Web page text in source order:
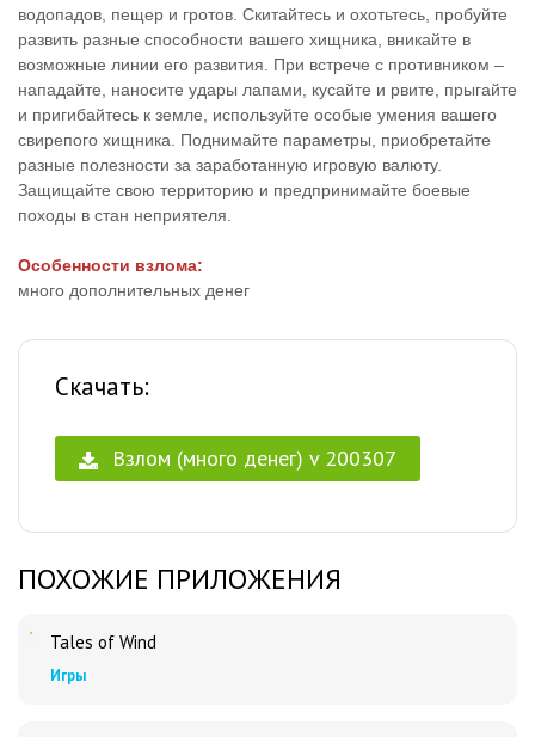
водопадов, пещер и гротов. Скитайтесь и охотьтесь, пробуйте
развить разные способности вашего хищника, вникайте в
возможные линии его развития. При встрече с противником –
нападайте, наносите удары лапами, кусайте и рвите, прыгайте
и пригибайтесь к земле, используйте особые умения вашего
свирепого хищника. Поднимайте параметры, приобретайте
разные полезности за заработанную игровую валюту.
Защищайте свою территорию и предпринимайте боевые
походы в стан неприятеля.
Особенности взлома:
много дополнительных денег
Скачать:
Взлом (много денег) v 200307
ПОХОЖИЕ ПРИЛОЖЕНИЯ
Tales of Wind
Игры